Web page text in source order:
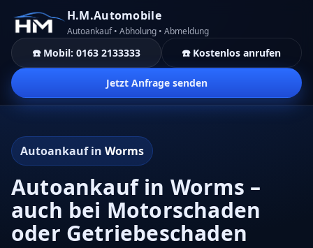
H.M.Automobile
Autoankauf • Abholung • Abmeldung
☎️ Mobil: 0163 2133333 ☎️ Kostenlos anrufen
Jetzt Anfrage senden
Autoankauf in Worms
Autoankauf in Worms –
auch bei Motorschaden
oder Getriebeschaden